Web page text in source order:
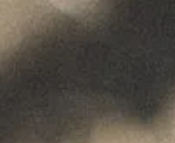
Gerir o
Celeirós do